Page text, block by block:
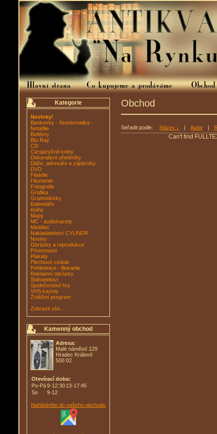
Kategorie
Novinky!
Bankovky - Numismatika -
Notafilie
Betlémy
Blu-Ray
CD
Cizojazyčné knihy
Dekorativní předměty
Diáře, adresáře a zápisníky
DVD
Filatelie
Filumenie
Fotografie
Grafika
Gramodesky
Kalendáře
Knihy
Mapy
MC - audiokazety
Minidisc
Nakladatelství CYLINDR
Noviny
Obrázky a reprodukce
Písemnosti
Plakáty
Plechové cedule
Pohlednice - filokartie
Reklamní obrázky
Sběratelství
Společenské hry
VHS kazety
Zvláštní program
Zobrazit vše...
Kamenný obchod
Adresa:
Malé náměstí 129
Hradec Králové
500 02
Otevírací doba:
Po-Pá9-12:30 13-17:45
So
9-12
Nahlédněte do našeho obchodu
Obchod
Seřadit podle: Název ↓ | Autor |
Can't find